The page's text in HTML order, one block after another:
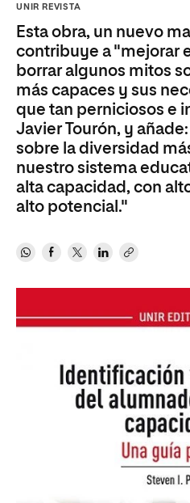
UNIR REVISTA
Esta obra, un nuevo
contribuye a "mejorar
borrar algunos mitos
más capaces y sus
que tan perniciosos e
Javier Tourón, y
sobre la diversidad
nuestro sistema
alta capacidad, con
alto potencial."